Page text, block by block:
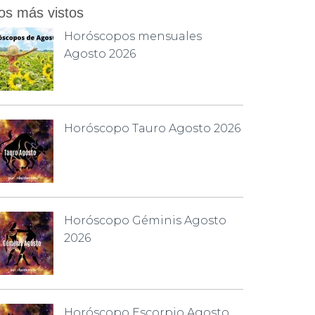
más vistos
Horóscopos mensuales
Agosto 2026
Horóscopo Tauro Agosto 2026
Horóscopo Géminis Agosto
2026